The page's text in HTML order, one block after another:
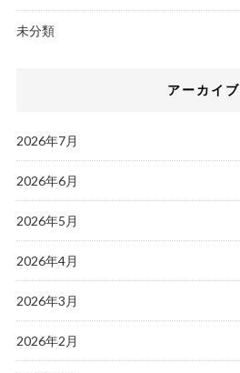
未分類
アーカイブ
2026年7月
2026年6月
2026年5月
2026年4月
2026年3月
2026年2月